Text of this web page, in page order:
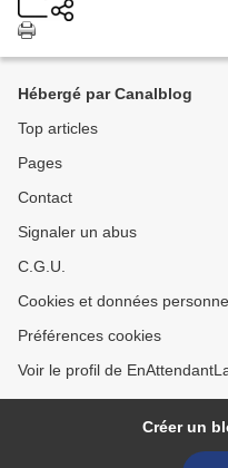
Hébergé par Canalblog
Top articles
Pages
Contact
Signaler un abus
C.G.U.
Cookies et données
Préférences cookies
Voir le profil de
Créer un